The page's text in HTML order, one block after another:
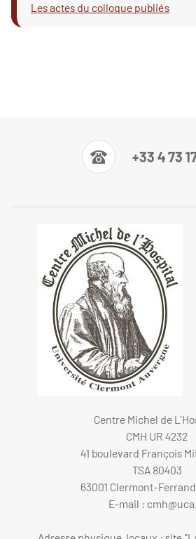
Les actes du colloque publiés
+33 4 73
Centre Michel de
CMH UR 4232
41 boulevard François
TSA 80403
63001 Clermont-Ferrand
E-mail :